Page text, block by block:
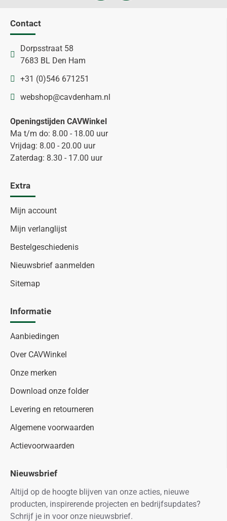
Contact
Dorpsstraat 58
7683 BL Den Ham
+31 (0)546 671251
webshop@cavdenham.nl
Openingstijden CAVWinkel
Ma t/m do: 8.00 - 18.00 uur
Vrijdag: 8.00 - 20.00 uur
Zaterdag: 8.30 - 17.00 uur
Extra
Mijn account
Mijn verlanglijst
Bestelgeschiedenis
Nieuwsbrief aanmelden
Sitemap
Informatie
Aanbiedingen
Over CAVWinkel
Onze merken
Download onze folder
Levering en retourneren
Algemene voorwaarden
Actievoorwaarden
Nieuwsbrief
Altijd op de hoogte blijven van onze acties, nieuwe
producten, inspirerende projecten en bedrijfsupdates?
Schrijf je in voor onze nieuwsbrief.